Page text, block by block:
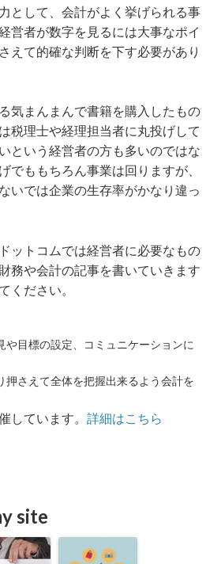
として、会計がよく挙げられる事
営者が数字を見るには大事なポイ
えて的確な判断を下す必要があり
気まんまんで書籍を購入したもの
税理士や経理担当者に丸投げして
という経営者の方も多いのではな
でももちろん事業は回りますが、
いでは企業の生存率がかなり違っ
ットコムでは経営者に必要なもの
務や会計の記事を書いていきます
ください。
や目標の設定、コミュニケーションに
押さえて全体を把握出来るよう会計を
しています。詳細はこちら
site